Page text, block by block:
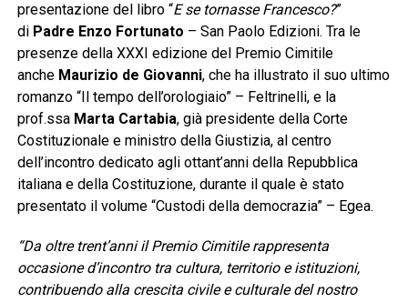
presentazione del libro “E se tornasse Francesco?”
di Padre Enzo Fortunato – San Paolo Edizioni. Tra le
presenze della XXXI edizione del Premio Cimitile
anche Maurizio de Giovanni, che ha illustrato il suo ultimo
romanzo “Il tempo dell’orologiaio” – Feltrinelli, e la
prof.ssa Marta Cartabia, già presidente della Corte
Costituzionale e ministro della Giustizia, al centro
dell’incontro dedicato agli ottant’anni della Repubblica
italiana e della Costituzione, durante il quale è stato
presentato il volume “Custodi della democrazia” – Egea.
“Da oltre trent’anni il Premio Cimitile rappresenta
occasione d’incontro tra cultura, territorio e istituzioni,
contribuendo alla crescita civile e culturale del nostro